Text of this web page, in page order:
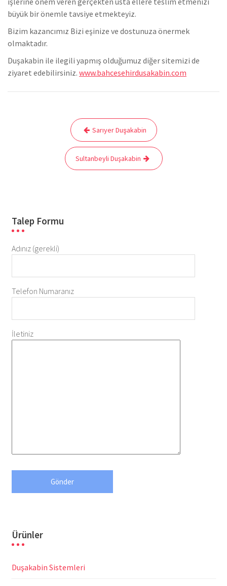
büyük bir önemle tavsiye etmekteyiz.
Bizim kazancımız Bizi eşinize ve dostunuza önermek
olmaktadır.
Duşakabin ile ilegili yapmış olduğumuz diğer sitemizi de
ziyaret edebilirsiniz. www.bahcesehirdusakabin.com
Sarıyer Duşakabin
Sultanbeyli Duşakabin
Talep Formu
Adınız (gerekli)
Telefon Numaranız
İletiniz
Ürünler
Duşakabin Sistemleri